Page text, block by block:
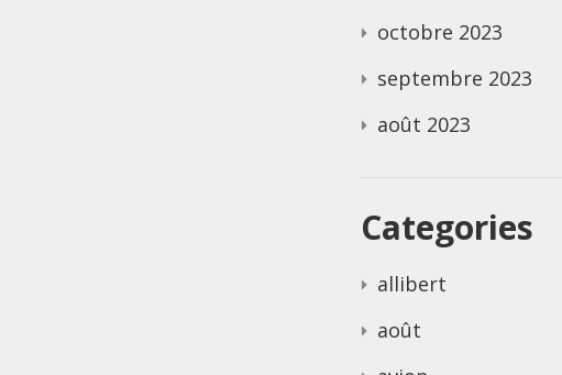
octobre 2023
septembre 2023
août 2023
Categories
allibert
août